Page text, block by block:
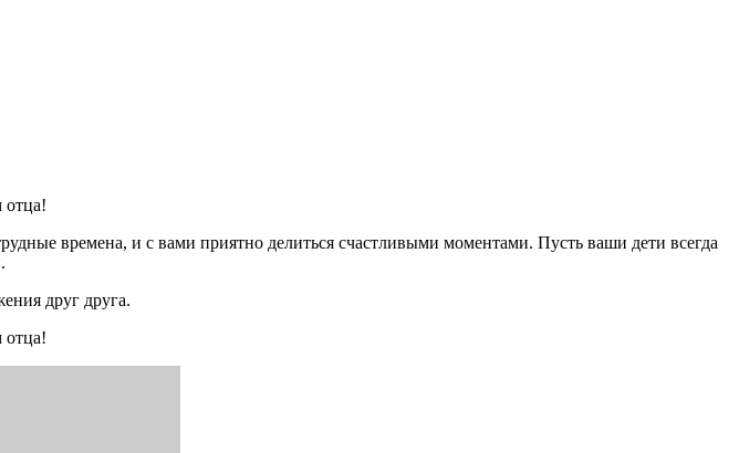
времена, и с вами приятно делиться счастливыми моментами. Пусть ваши дети всегда
друг друга.